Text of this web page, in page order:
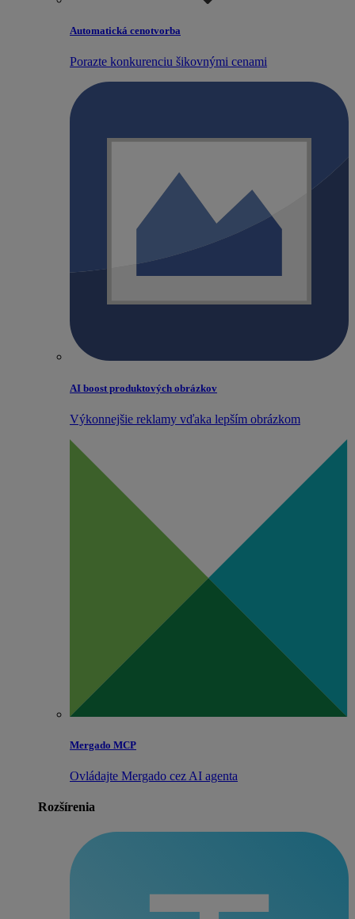
Automatická cenotvorba
Porazte konkurenciu šikovnými cenami
AI boost produktových obrázkov
Výkonnejšie reklamy vďaka lepším obrázkom
Mergado MCP
Ovládajte Mergado cez AI agenta
Rozšírenia